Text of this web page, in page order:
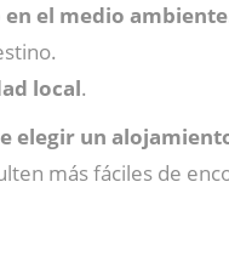
el medio
local.
elegir un
más fáciles de